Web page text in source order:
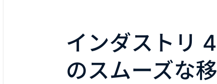
インダストリ
のスムーズな